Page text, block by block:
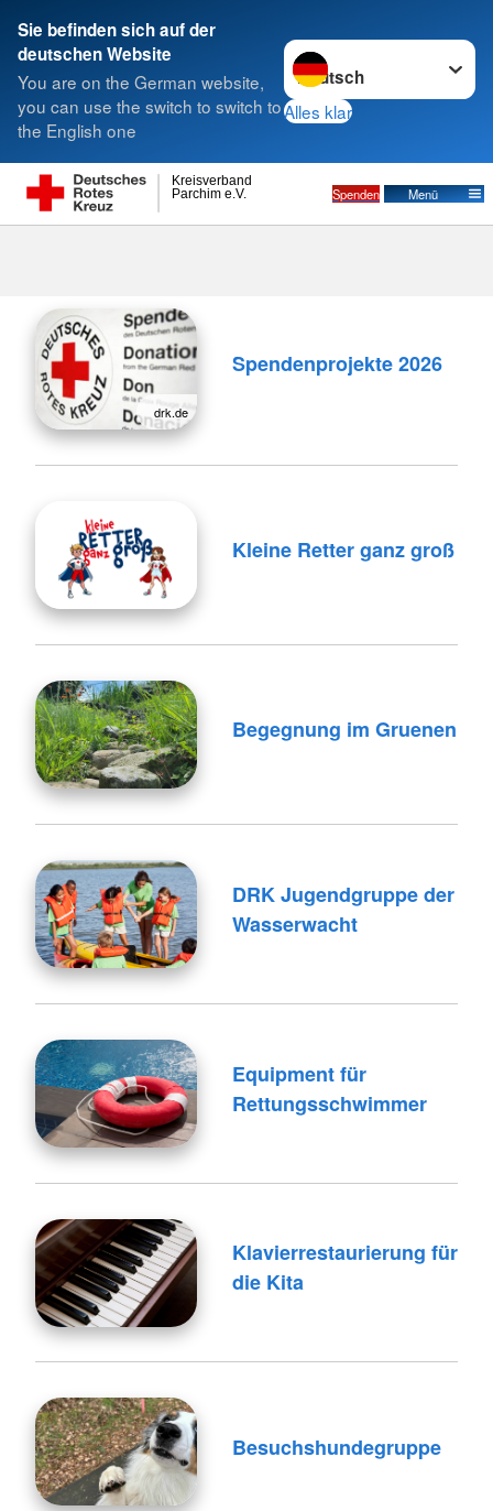
Sie befinden sich auf der
deutschen Website
You are on the German website,
you can use the switch to switch to
the English one
Sprache wechseln zu
Alles klar
Parchim e.V.
Kreisverband
Spenden Menü
Suche
drk.de
Spendenprojekte 2026
Kleine Retter ganz groß
Begegnung im Gruenen
DRK Jugendgruppe der
Wasserwacht
Equipment für
Rettungsschwimmer
Klavierrestaurierung für
die Kita
Besuchshundegruppe